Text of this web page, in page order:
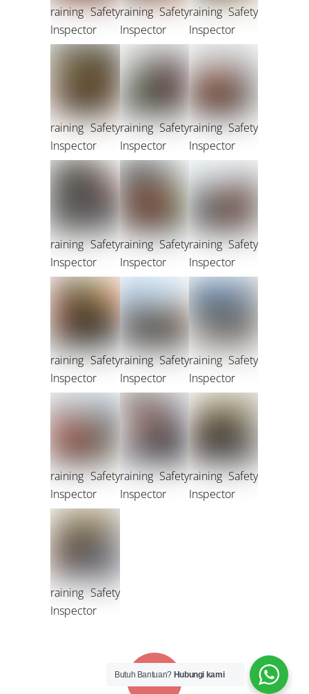
raining Safety
Inspector
raining Safety
Inspector
raining Safety
Inspector
raining Safety
Inspector
raining Safety
Inspector
raining Safety
Inspector
raining Safety
Inspector
raining Safety
Inspector
raining Safety
Inspector
raining Safety
Inspector
raining Safety
Inspector
raining Safety
Inspector
raining Safety
Inspector
raining Safety
Inspector
raining Safety
Inspector
raining Safety
Inspector
Butuh Bantuan? Hubungi kami